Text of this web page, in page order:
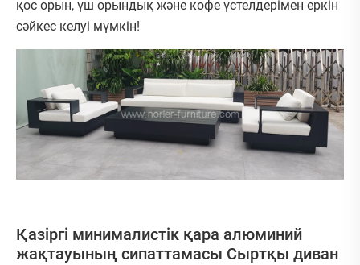
қос орын, үш орындық және кофе үстелдерімен еркін
сәйкес келуі мүмкін!
Қазіргі минималистік қара алюминий
жақтауының сипаттамасы Сыртқы диван